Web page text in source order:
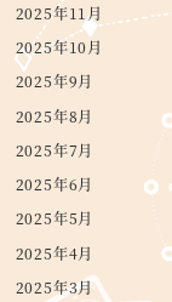
2025年11月
2025年10月
2025年9月
2025年8月
2025年7月
2025年6月
2025年5月
2025年4月
2025年3月